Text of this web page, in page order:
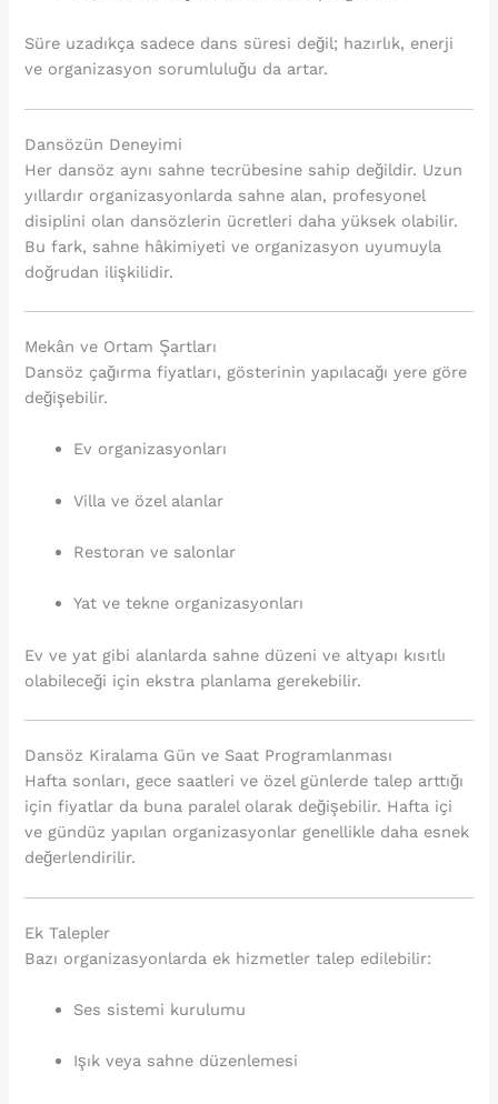
Süre uzadıkça sadece dans süresi değil; hazırlık, enerji
ve organizasyon sorumluluğu da artar.
Dansözün Deneyimi
Her dansöz aynı sahne tecrübesine sahip değildir. Uzun
yıllardır organizasyonlarda sahne alan, profesyonel
disiplini olan dansözlerin ücretleri daha yüksek olabilir.
Bu fark, sahne hâkimiyeti ve organizasyon uyumuyla
doğrudan ilişkilidir.
Mekân ve Ortam Şartları
Dansöz çağırma fiyatları, gösterinin yapılacağı yere göre
değişebilir.
Ev organizasyonları
Villa ve özel alanlar
Restoran ve salonlar
Yat ve tekne organizasyonları
Ev ve yat gibi alanlarda sahne düzeni ve altyapı kısıtlı
olabileceği için ekstra planlama gerekebilir.
Dansöz Kiralama Gün ve Saat Programlanması
Hafta sonları, gece saatleri ve özel günlerde talep arttığı
için fiyatlar da buna paralel olarak değişebilir. Hafta içi
ve gündüz yapılan organizasyonlar genellikle daha esnek
değerlendirilir.
Ek Talepler
Bazı organizasyonlarda ek hizmetler talep edilebilir:
Ses sistemi kurulumu
Işık veya sahne düzenlemesi